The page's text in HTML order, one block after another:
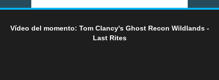
Vídeo del momento: Tom Clancy's Ghost Recon Wildlands -
Last Rites